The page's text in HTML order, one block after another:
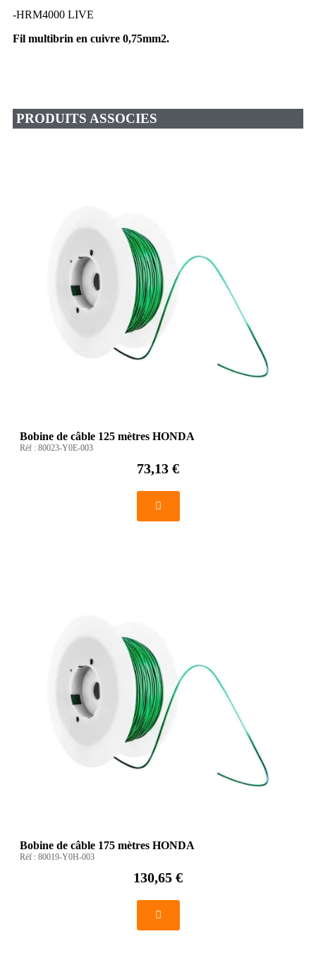
-HRM4000 LIVE
Fil multibrin en cuivre 0,75mm2.
PRODUITS ASSOCIES
Bobine de câble 125 mètres HONDA
Réf : 80023-Y0E-003
73,13 €
Bobine de câble 175 mètres HONDA
Réf : 80019-Y0H-003
130,65 €